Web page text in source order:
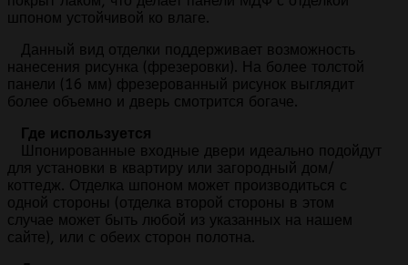
шпоном устойчивой ко влаге.
Данный вид отделки поддерживает возможность
нанесения рисунка (фрезеровки). На более толстой
панели (16 мм) фрезерованный рисунок выглядит
более объемно и дверь смотрится богаче.
Где используется
Шпонированные входные двери идеально подойдут
для установки в квартиру или загородный дом/
коттедж. Отделка шпоном может производиться с
одной стороны (отделка второй стороны в этом
случае может быть любой из указанных на нашем
сайте), или с обеих сторон полотна.